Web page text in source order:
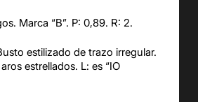
Marca “B”. P: 0,89. R: 2.
estilizado de trazo irregular.
estrellados. L: es “IO